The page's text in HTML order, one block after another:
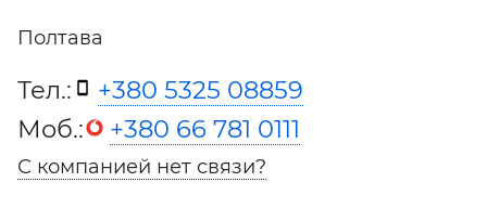
Полтава
Тел.:
+380 5325 08859
Моб.:
+380 66 781 0111
С компанией нет связи?